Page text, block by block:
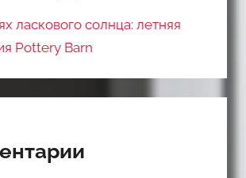
ласкового солнца: летняя
Pottery Barn